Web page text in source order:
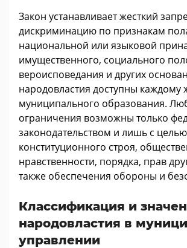
Закон устанавливает жесткий
дискриминацию по признакам
национальной или языковой
имущественного, социального
вероисповедания и других
народовластия доступны каждому
муниципального образования.
ограничения возможны только
законодательством и лишь с
конституционного строя,
нравственности, порядка, прав
также обеспечения обороны и
Классификация и
народовластия в
управлении